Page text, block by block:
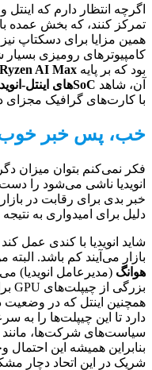
اگرچه انتظار دارم که اینتل
تمرکز کنند، که بخش عمده
همین مزایا برای دسکتاپ
کامپیوترهای رومیزی بسیار
بود که بر پایه Ryzen AI Max
آن، شاهد SoCهای اینتل-انویدیا
با کارت‌های گرافیک مجزای
خب، پس خبر
فکر نمی‌کنم بتوان میزان
انویدیا ناشی می‌شود را
خبر بدی برای رقابت در
دلیل برای امیدواری به نتیجه
شاید انویدیا با کندی عمل
بازار می‌آیند کم باشد.
هوانگ (مدیرعامل انویدیا)
همچنین اینتل که در وضعیت
دارد تا این چیپلت‌ها را به
سیاست‌های شرکت‌ها، مانند
بنابراین همیشه این احتمال
شریک در این اتحاد دچار